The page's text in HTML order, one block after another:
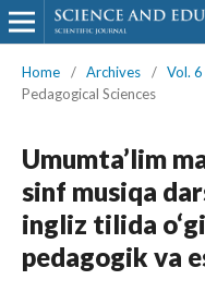
Home / Archives / Vol.
Pedagogical Sciences
Umumta’lim
sinf musiqa
ingliz tilida
pedagogik va